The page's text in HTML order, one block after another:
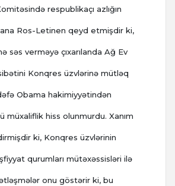
respublikaçı azlığın
Ros-Letinen qeyd etmişdir ki,
səs verməyə çıxarılanda Ağ Ev
Konqres üzvlərinə mütləq
Obama hakimiyyətindən
müxaliflik hiss olunmurdu. Xanım
ki, Konqres üzvlərinin
qurumları mütəxəssisləri ilə
onu göstərir ki, bu